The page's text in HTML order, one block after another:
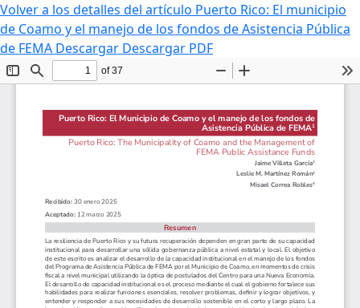
Volver a los detalles del artículo Puerto Rico: El municipio
de Coamo y el manejo de los fondos de Asistencia Pública
de FEMA Descargar Descargar PDF